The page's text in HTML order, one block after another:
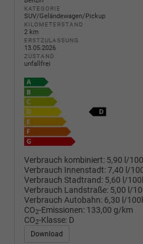
KATEGORIE
SUV/Geländewagen/Pickup
KILOMETERSTAND
2 km
ERSTZULASSUNG
13.05.2026
ZUSTAND
unfallfrei
Verbrauch kombiniert: 5,90 l/
Verbrauch Innenstadt:7,40 l/
Verbrauch Stadtrand: 5,60 l/
Verbrauch Landstraße: 5,00 l/
Verbrauch Autobahn: 6,30 l/
CO2-Emissionen: 133,00 g/km
CO2-Klasse: D
Download